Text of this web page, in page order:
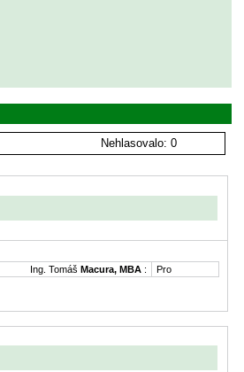
Nehlasovalo: 0
Ing. Tomáš Macura, MBA :
Pro